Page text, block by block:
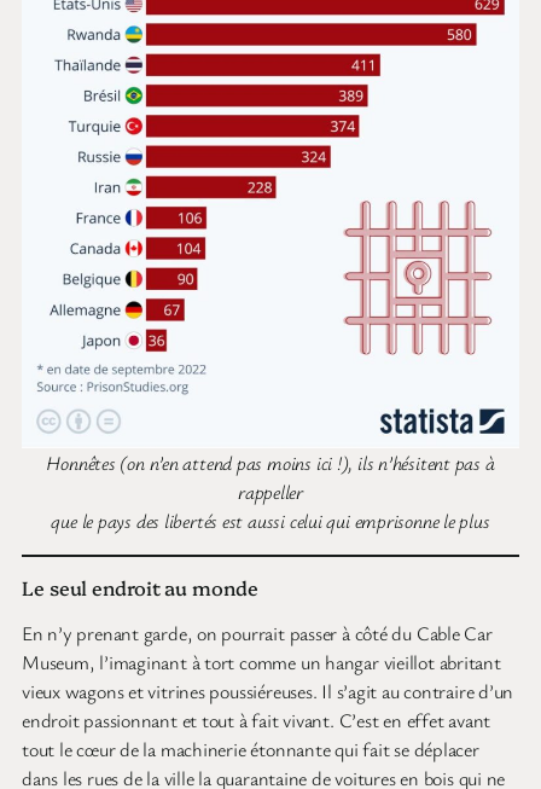
Honnêtes (on n’en attend pas moins ici !), ils n’hésitent pas à
rappeller
que le pays des libertés est aussi celui qui emprisonne le plus
Le seul endroit au monde
En n’y prenant garde, on pourrait passer à côté du Cable Car
Museum, l’imaginant à tort comme un hangar vieillot abritant
vieux wagons et vitrines poussiéreuses. Il s’agit au contraire d’un
endroit passionnant et tout à fait vivant. C’est en effet avant
tout le cœur de la machinerie étonnante qui fait se déplacer
dans les rues de la ville la quarantaine de voitures en bois qui ne